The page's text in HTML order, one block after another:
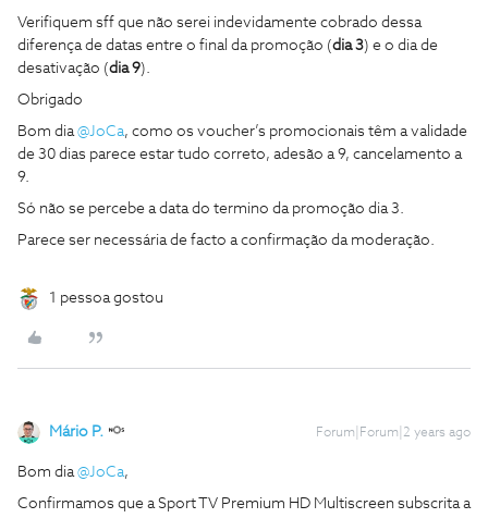
Verifiquem sff que não serei indevidamente cobrado dessa
diferença de datas entre o final da promoção (dia 3) e o dia de
desativação (dia 9).
Obrigado
Bom dia@JoCa, como os voucher’s promocionais têm a validade
de 30 dias parece estar tudo correto, adesão a 9, cancelamento a
9.
Só não se percebe a data do termino da promoção dia 3.
Parece ser necessária de facto a confirmação da moderação.
1 pessoa gostou
Mário P. Forum|Forum|2 years ago
Bom dia@JoCa,
Confirmamos que a Sport TV Premium HD Multiscreen subscrita a